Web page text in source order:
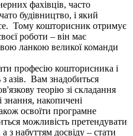
фахівців, часто
будівництво, і який
Тому кошторисник отримує
роботи – він має
ланкою великої команди
професію кошторисника і
з азів. Вам знадобиться
теорію зі складання
знання, накопичені
освоїти програмне
можливість претендувати
з набуттям досвіду – стати